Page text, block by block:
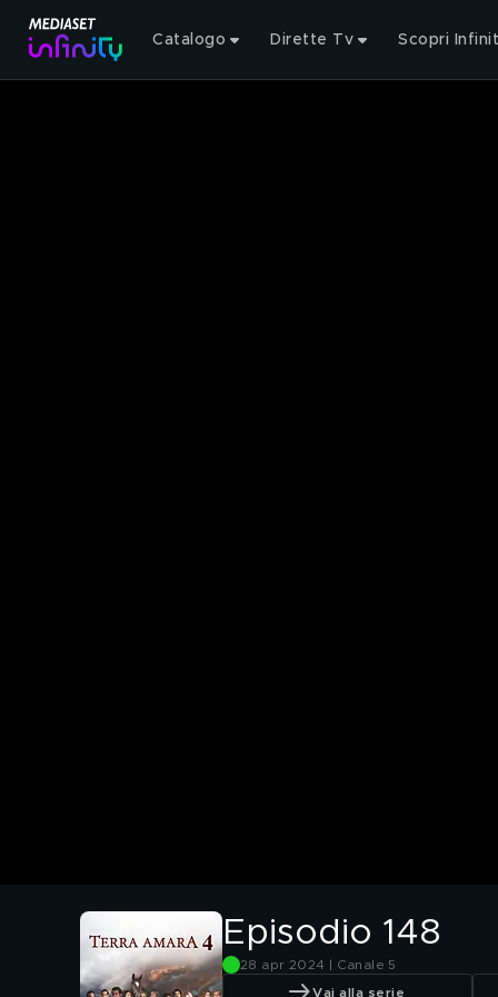
Catalogo Dirette Tv Scopri
Episodio 148
28 apr 2024 | Canale 5
Vai alla serie